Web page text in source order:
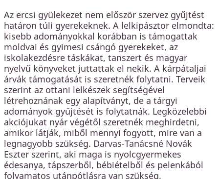
Az ercsi gyülekezet nem először szervez gyűjtést
határon túli gyerekeknek. A lelkipásztor elmondta:
kisebb adományokkal korábban is támogattak
moldvai és gyimesi csángó gyerekeket, az
iskolakezdésre táskákat, tanszert és magyar
nyelvű könyveket juttattak el nekik. A kárpátaljai
árvák támogatását is szeretnék folytatni. Terveik
szerint az ottani lelkészek segítségével
létrehoznának egy alapítványt, de a tárgyi
adományok gyűjtését is folytatnák. Legközelebbi
akciójukat nyár végétől szeretnék meghirdetni,
amikor látják, miből mennyi fogyott, mire van a
legnagyobb szükség. Darvas-Tanácsné Novák
Eszter szerint, aki maga is nyolcgyermekes
édesanya, tápszerből, bébiételből és pelenkából
folyamatos utánpótlásra van szükség.